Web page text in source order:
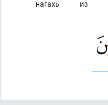
из
нагахь